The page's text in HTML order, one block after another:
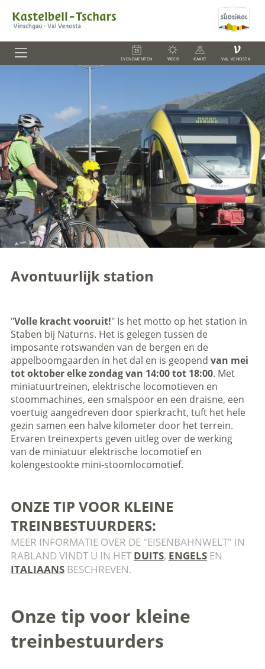
EVENEMENTEN WEER KAART
V
VAL VENOSTA
Avontuurlijk station
"Volle kracht vooruit!" Is het motto op het station in
Staben bij Naturns. Het is gelegen tussen de
imposante rotswanden van de bergen en de
appelboomgaarden in het dal en is geopend van mei
tot oktober elke zondag van 14:00 tot 18:00. Met
miniatuurtreinen, elektrische locomotieven en
stoommachines, een smalspoor en een draisne, een
voertuig aangedreven door spierkracht, tuft het hele
gezin samen een halve kilometer door het terrein.
Ervaren treinexperts geven uitleg over de werking
van de miniatuur elektrische locomotief en
kolengestookte mini-stoomlocomotief.
ONZE TIP VOOR KLEINE
TREINBESTUURDERS:
MEER INFORMATIE OVER DE "EISENBAHNWELT" IN
RABLAND VINDT U IN HETDUITS, ENGELSEN
ITALIAANSBESCHREVEN.
Onze tip voor kleine
treinbestuurders